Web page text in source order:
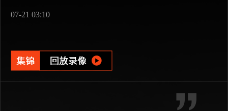
07-21 03:10